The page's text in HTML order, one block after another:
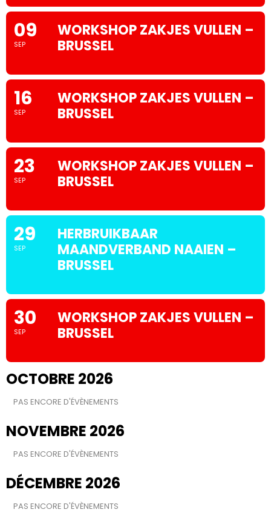
09
SEP
WORKSHOP ZAKJES VULLEN –
BRUSSEL
16
SEP
WORKSHOP ZAKJES VULLEN –
BRUSSEL
23
SEP
WORKSHOP ZAKJES VULLEN –
BRUSSEL
29
SEP
HERBRUIKBAAR
MAANDVERBAND NAAIEN –
BRUSSEL
30
SEP
WORKSHOP ZAKJES VULLEN –
BRUSSEL
OCTOBRE 2026
PAS ENCORE D'ÉVÈNEMENTS
NOVEMBRE 2026
PAS ENCORE D'ÉVÈNEMENTS
DÉCEMBRE 2026
PAS ENCORE D'ÉVÈNEMENTS